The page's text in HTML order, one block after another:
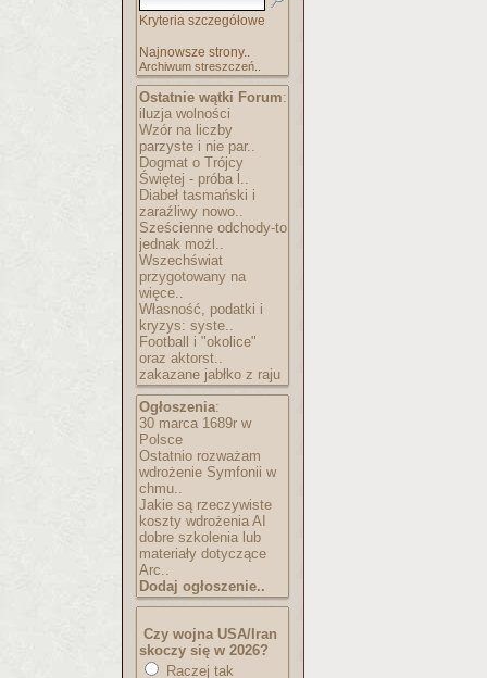
Kryteria szczegółowe
Najnowsze strony..
Archiwum streszczeń..
Ostatnie wątki Forum:
iluzja wolności
Wzór na liczby
parzyste i nie par..
Dogmat o Trójcy
Świętej - próba l..
Diabeł tasmański i
zaraźliwy nowo..
Sześcienne odchody-to
jednak możl..
Wszechświat
przygotowany na
więce..
Własność, podatki i
kryzys: syste..
Football i "okolice"
oraz aktorst..
zakazane jabłko z raju
Ogłoszenia:
30 marca 1689r w
Polsce
Ostatnio rozważam
wdrożenie Symfonii w
chmu..
Jakie są rzeczywiste
koszty wdrożenia AI
dobre szkolenia lub
materiały dotyczące
Arc..
Dodaj ogłoszenie..
Czy wojna USA/Iran
skoczy się w 2026?
Raczej tak